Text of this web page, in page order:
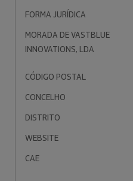
FORMA JURÍDICA
MORADA DE VASTBLUE
INNOVATIONS, LDA
CÓDIGO POSTAL
CONCELHO
DISTRITO
WEBSITE
CAE